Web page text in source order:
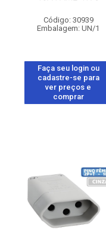
Código: 30939
Embalagem: UN/1
Faça seu login ou
cadastre-se para
ver preços e
comprar